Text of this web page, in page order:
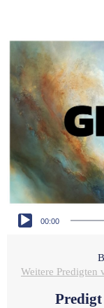
Audio-Player
00:00
Weitere Predigten
Predigt